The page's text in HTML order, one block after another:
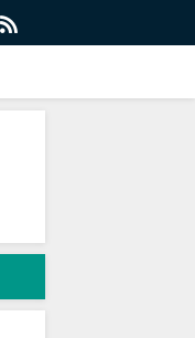
Çıktı! 11 Tünel,